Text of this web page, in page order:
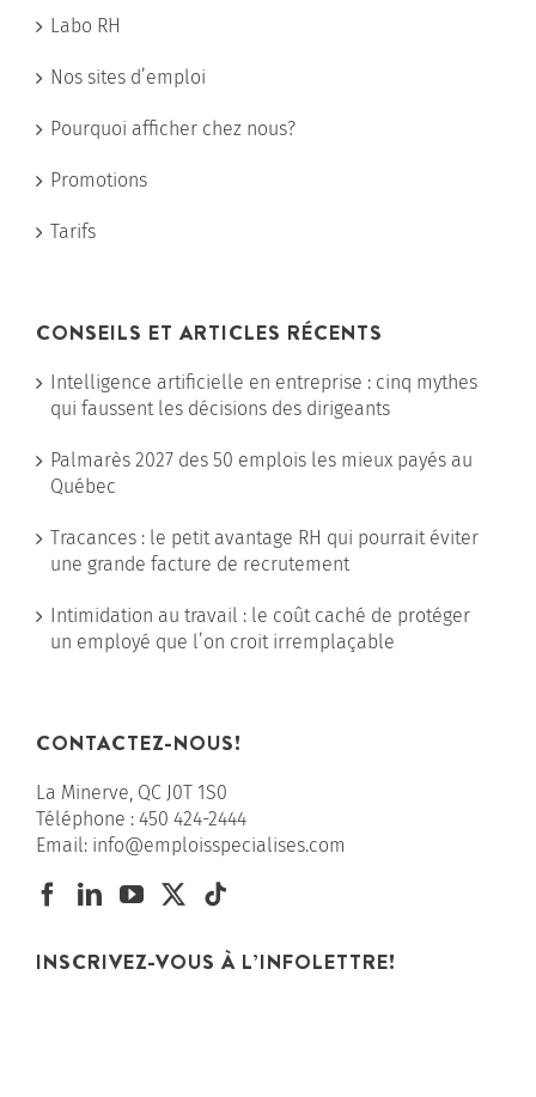
Labo RH
Nos sites d’emploi
Pourquoi afficher chez nous?
Promotions
Tarifs
CONSEILS ET ARTICLES RÉCENTS
Intelligence artificielle en entreprise : cinq mythes
qui faussent les décisions des dirigeants
Palmarès 2027 des 50 emplois les mieux payés au
Québec
Tracances : le petit avantage RH qui pourrait éviter
une grande facture de recrutement
Intimidation au travail : le coût caché de protéger
un employé que l’on croit irremplaçable
CONTACTEZ-NOUS!
La Minerve, QC J0T 1S0
Téléphone : 450 424-2444
Email: info@emploisspecialises.com
INSCRIVEZ-VOUS À L’INFOLETTRE!